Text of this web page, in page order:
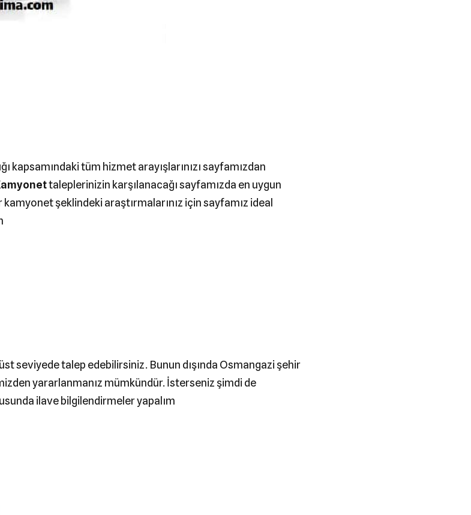
kapsamındaki tüm hizmet arayışlarınızı sayfamızdan
taleplerinizin karşılanacağı sayfamızda en uygun
şeklindeki araştırmalarınız için sayfamız ideal
seviyede talep edebilirsiniz. Bunun dışında Osmangazi şehir
yararlanmanız mümkündür. İsterseniz şimdi de
ilave bilgilendirmeler yapalım